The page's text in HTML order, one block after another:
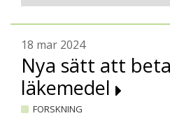
18 mar 2024
Nya sätt att
läkemedel
FORSKNING